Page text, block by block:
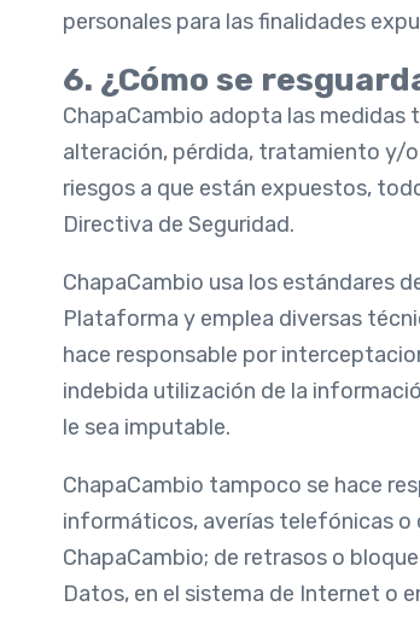
personales para las finalidades
6. ¿Cómo se
ChapaCambio adopta las
alteración, pérdida, tratamiento y/
riesgos a que están expuestos,
Directiva de Seguridad.
ChapaCambio usa los estándares
Plataforma y emplea diversas
hace responsable por
indebida utilización de la
le sea imputable.
ChapaCambio tampoco se hace
informáticos, averías telefónicas o
ChapaCambio; de retrasos o
Datos, en el sistema de Internet o